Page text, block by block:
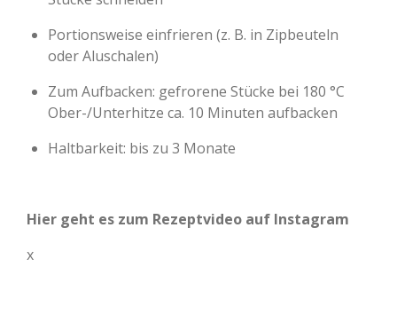
Portionsweise einfrieren (z. B. in Zipbeuteln
oder Aluschalen)
Zum Aufbacken: gefrorene Stücke bei 180 °C
Ober-/Unterhitze ca. 10 Minuten aufbacken
Haltbarkeit: bis zu 3 Monate
Hier geht es zum Rezeptvideo auf Instagram
x